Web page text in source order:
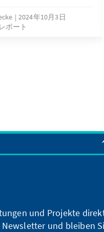
2024年10月3日
ポート
und Projekte
und bleiben